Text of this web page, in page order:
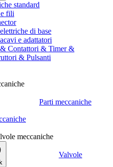
standard
fili
di base
e adattatori
Contattori & Timer &
& Pulsanti
Parti meccaniche
meccaniche
Valvole